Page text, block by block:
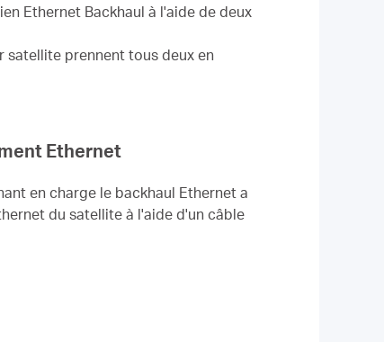
Ethernet Backhaul à l'aide de deux
prennent tous deux en
Ethernet
en charge le backhaul Ethernet a
du satellite à l'aide d'un câble